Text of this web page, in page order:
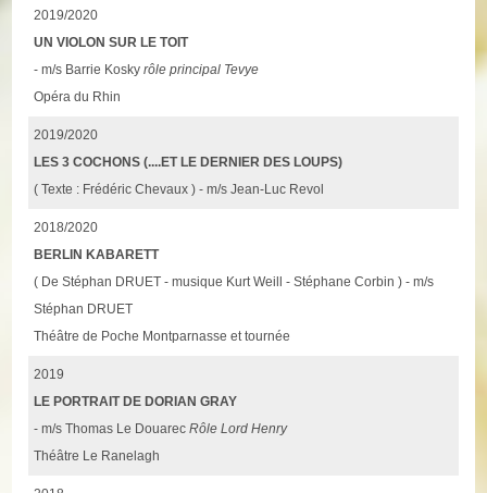
2019/2020
UN VIOLON SUR LE TOIT
- m/s Barrie Koskyrôle principal Tevye
Opéra du Rhin
2019/2020
LES 3 COCHONS (....ET LE DERNIER DES LOUPS)
( Texte : Frédéric Chevaux ) - m/s Jean-Luc Revol
2018/2020
BERLIN KABARETT
( De Stéphan DRUET - musique Kurt Weill - Stéphane Corbin ) - m/s
Stéphan DRUET
Théâtre de Poche Montparnasse et tournée
2019
LE PORTRAIT DE DORIAN GRAY
- m/s Thomas Le DouarecRôle Lord Henry
Théâtre Le Ranelagh